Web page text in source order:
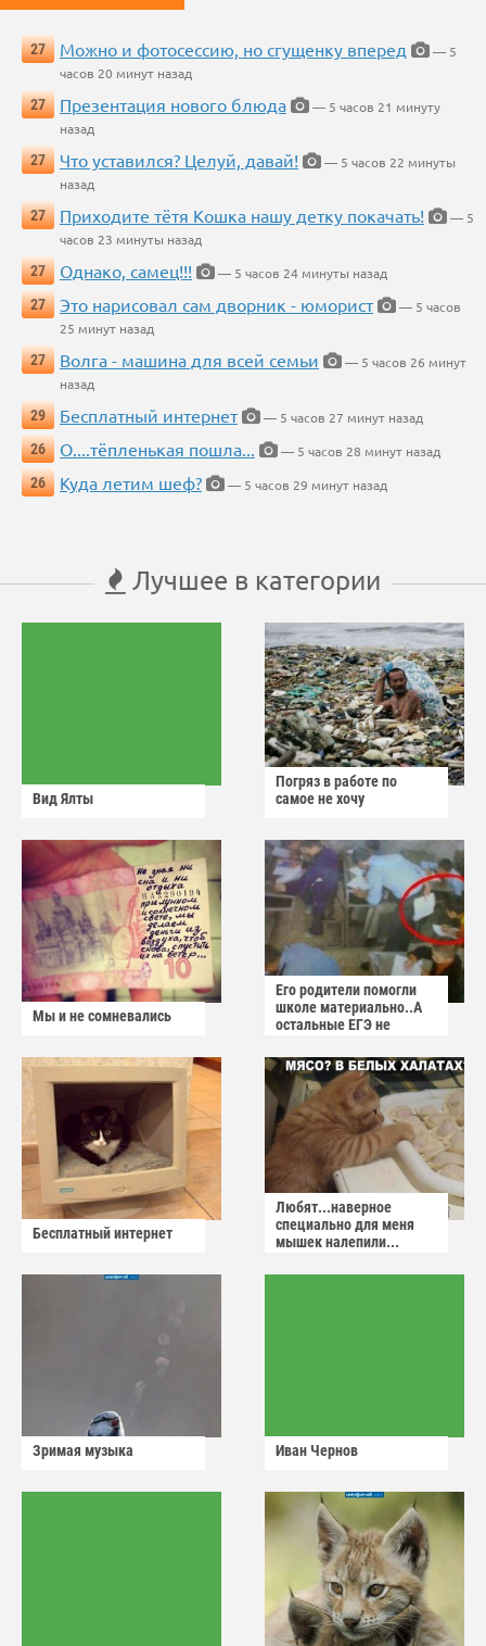
27 Можно и фотосессию, но сгущенку вперед
— 5
часов 20 минут назад
27
Презентация нового блюда
— 5 часов 21 минуту
назад
27
Что уставился? Целуй, давай!
— 5 часов 22 минуты
назад
27
Приходите тётя Кошка нашу детку покачать!
— 5
часов 23 минуты назад
27
Однако, самец!!!
— 5 часов 24 минуты назад
27
Это нарисовал сам дворник - юморист
— 5 часов
25 минут назад
27
Волга - машина для всей семьи
— 5 часов 26 минут
назад
29
Бесплатный интернет
— 5 часов 27 минут назад
26
О....тёпленькая пошла...
— 5 часов 28 минут назад
26
Куда летим шеф? — 5 часов 29 минут назад
Лучшее в категории
Вид Ялты
Погряз в работе по
самое не хочу
Мы и не сомневались
Его родители помогли
школе материально..А
остальные ЕГЭ не
Бесплатный интернет
Любят...наверное
специально для меня
мышек налепили...
Зримая музыка Иван Чернов